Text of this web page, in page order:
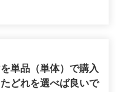
単品（単体）で購入
どれを選べば良いで